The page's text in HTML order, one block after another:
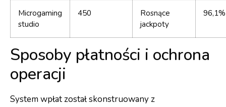
Microgaming
studio
450
Rosnące
jackpoty
96,1%
Sposoby płatności i ochrona
operacji
System wpłat został skonstruowany z